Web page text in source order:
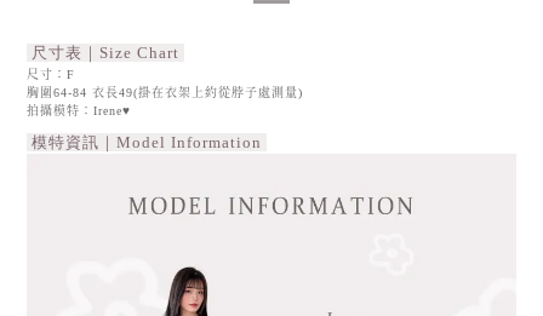
尺寸表｜Size Chart
尺寸：F
胸圍64-84 衣長49(掛在衣架上約從脖子處測量)
拍攝模特：Irene♥
模特資訊｜Model Information